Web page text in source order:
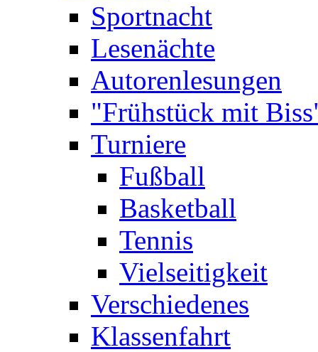
Sportnacht
Lesenächte
Autorenlesungen
"Frühstück mit
Turniere
Fußball
Basketball
Tennis
Vielseitigkeit
Verschiedenes
Klassenfahrt